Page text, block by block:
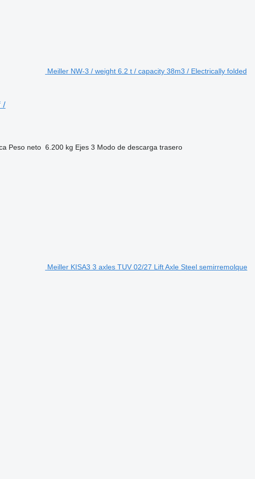
Meiller NW-3 / weight 6.2 t / capacity 38m3 / Electrically folded
/
Peso neto 6.200 kg Ejes 3 Modo de descarga trasero
Meiller KISA3 3 axles TUV 02/27 Lift Axle Steel semirremolque